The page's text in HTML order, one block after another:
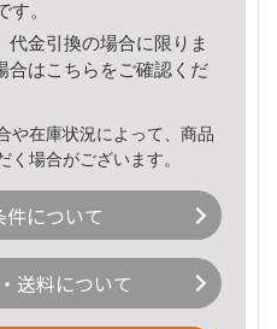
。
金引換の場合に限りま
合はこちら をご確認くだ
や在庫状況によって、商品
く場合がございます。
について
送料について